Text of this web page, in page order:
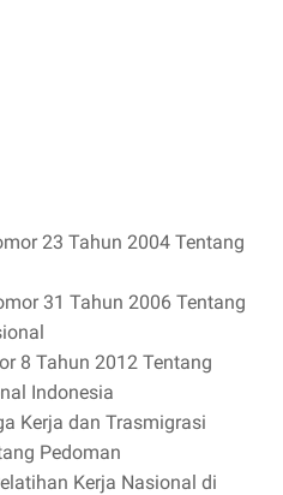
23 Tahun 2004 Tentang
31 Tahun 2006 Tentang
8 Tahun 2012 Tentang
Indonesia
Kerja dan Trasmigrasi
Pedoman
Kerja Nasional di